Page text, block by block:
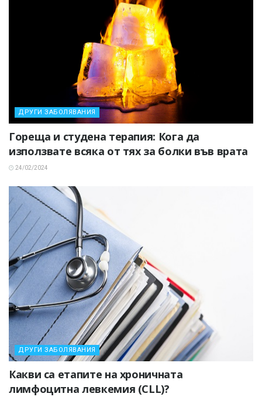
ДРУГИ ЗАБОЛЯВАНИЯ
Гореща и студена терапия: Кога да
използвате всяка от тях за болки във врата
24/02/2024
ДРУГИ ЗАБОЛЯВАНИЯ
Какви са етапите на хроничната
лимфоцитна левкемия (CLL)?